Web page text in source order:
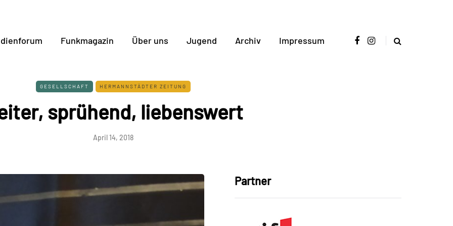
Funkmagazin Über uns Jugend Archiv Impressum
GESELLSCHAFT HERMANNSTÄDTER ZEITUNG
sprühend, liebenswert
April 14, 2018
Partner